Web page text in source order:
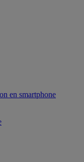
en smartphone